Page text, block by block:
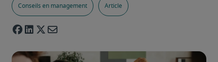
Conseils en management Article